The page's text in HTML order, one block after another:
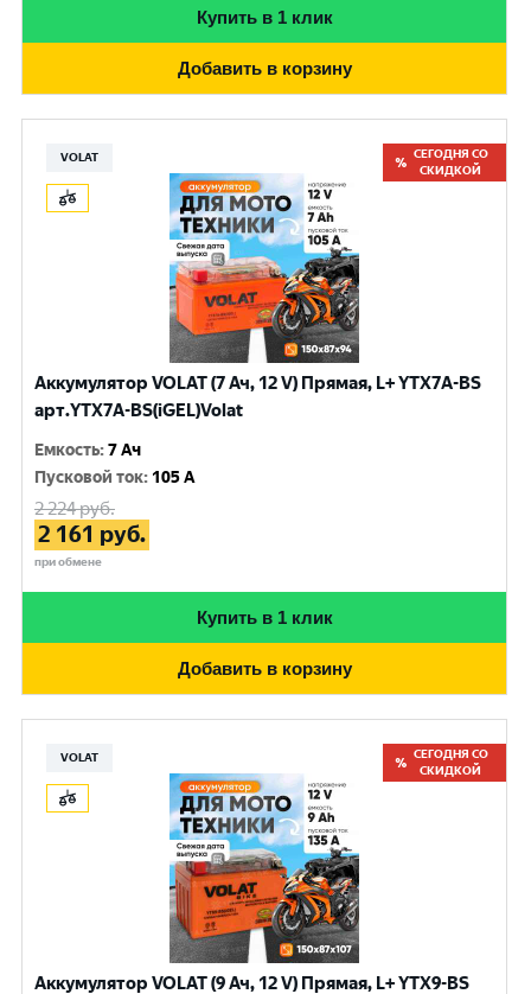
Купить в 1 клик
Добавить в корзину
VOLAT
СЕГОДНЯ СО
СКИДКОЙ
Аккумулятор VOLAT (7 Ач, 12 V) Прямая, L+ YTX7A-BS
арт.YTX7A-BS(iGEL)Volat
Емкость:7 Ач
Пусковой ток: 105 A
2 224руб.
2 161 руб.
при обмене
Купить в 1 клик
Добавить в корзину
VOLAT
СЕГОДНЯ СО
СКИДКОЙ
Аккумулятор VOLAT (9 Ач, 12 V) Прямая, L+ YTX9-BS